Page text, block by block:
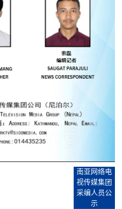
南亚网络电
视传媒集团
采编人员公
示